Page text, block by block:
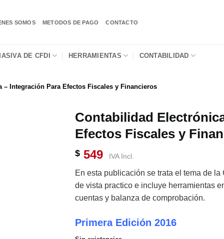
SOMOS METODOS DE PAGO CONTACTO
DE CFDI HERRAMIENTAS CONTABILIDAD
– Integración Para Efectos Fiscales y Financieros
Contabilidad
Efectos Fiscales y
$549 IVA Incl.
En esta publicación se trata el tema de
de vista practico e incluye herramientas
cuentas y balanza de comprobación.
Primera Edición 2016